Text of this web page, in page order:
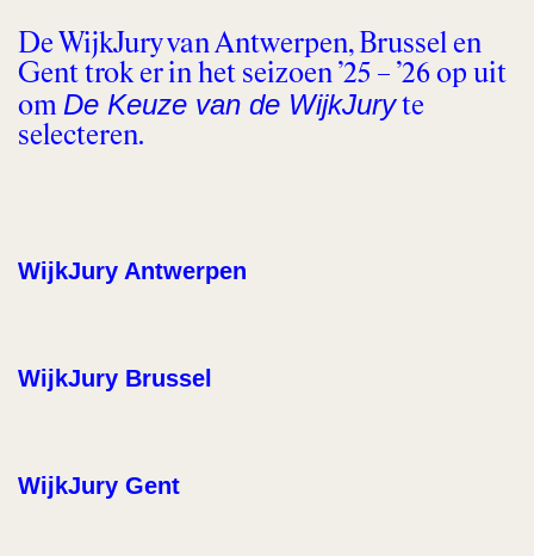
De WijkJury van Antwerpen, Brussel en
Gent trok er in het seizoen ’25 – ’26 op uit
om De Keuze van de WijkJuryte
selecteren.
WijkJury Antwerpen
WijkJury Brussel
WijkJury Gent